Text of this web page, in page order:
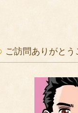
ご訪問ありがとう